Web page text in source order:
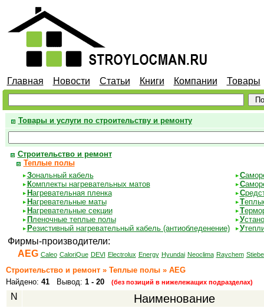
Главная Новости Статьи Книги Компании Товары
Товары и услуги по строительству и ремонту
Строительство и ремонт
Теплые полы
Зональный кабель
Комплекты нагревательных матов
Нагревательная пленка
Нагревательные маты
Нагревательные секции
Пленочные теплые полы
Резистивный нагревательный кабель (антиобледенение)
С
С
С
Т
Т
У
У
Фирмы-производители:
AEG Caleo CaloriQue DEVI Electrolux Energy Hyundai Neoclima Raychem
Строительство и ремонт » Теплые полы » AEG
Найдено: 41Вывод: 1 - 20 (без позиций в нижележащих подразделах)
N Наименование